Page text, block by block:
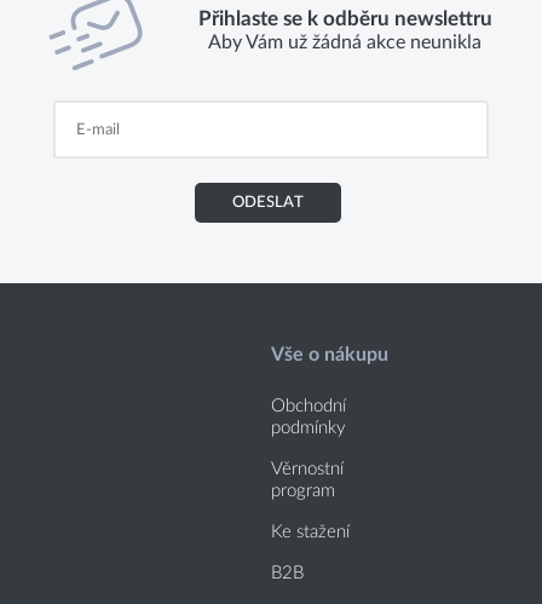
Přihlaste se k odběru newslettru
Aby Vám už žádná akce neunikla
ODESLAT
Vše o nákupu
Obchodní
podmínky
Věrnostní
program
Ke stažení
B2B